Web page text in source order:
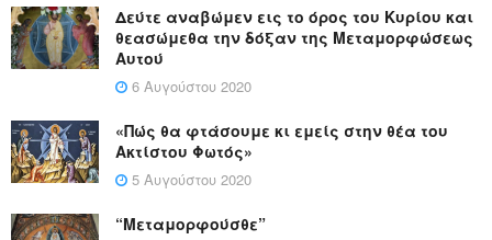
Δεύτε αναβώμεν εις το όρος του Κυρίου και
θεασώμεθα την δόξαν της Μεταμορφώσεως
Αυτού
6 Αυγούστου 2020
«Πώς θα φτάσουμε κι εμείς στην θέα του
Ακτίστου Φωτός»
5 Αυγούστου 2020
“Μεταμορφούσθε”